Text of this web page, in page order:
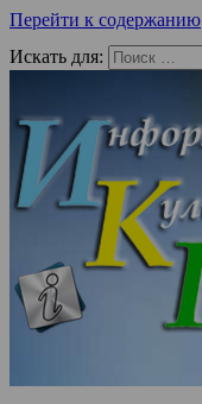
Перейти к содержанию
Искать для: